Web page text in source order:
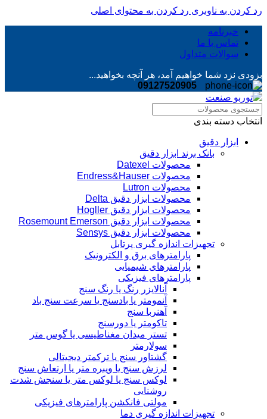
رد کردن به ناوبری رد کردن به محتوای اصلی
خبرنامه
تماس با ما
سوالات متداول
بزودی نزد شما خواهیم آمد، هر آنچه بخواهید...
09127520905
انتخاب دسته بندی
ابزار دقیق
بانک برند ابزار دقیق
محصولات Datexel
محصولات Endress&Hauser
محصولات Lutron
محصولات ابزار دقیق Delta
محصولات ابزار دقیق Hogller
محصولات ابزار دقیق Rosemount Emerson
محصولات ابزار دقیق Sensys
تجهیزات اندازه گیری پرتابل
پارامترهای برق و الکترونیک
پارامترهای شیمیایی
پارامترهای فیزیکی
آنالایزر رنگ یا رنگ سنج
آنمومتر یا بادسنج یا سرعت سنج باد
آهنربا سنج
تاکومتر یا دورسنج
تستر میدان مغناطیسی یا گوس متر
سولارمتر
گشتاور سنج یا ترکمتر دیجیتالی
لرزش سنج یا ویبره متر یا ارتعاش سنج
لوکس سنج یا لوکس متر یا سنجش شدت
روشنایی
مولتی فانکشن پارامترهای فیزیکی
تجهیزات اندازه گیری دما